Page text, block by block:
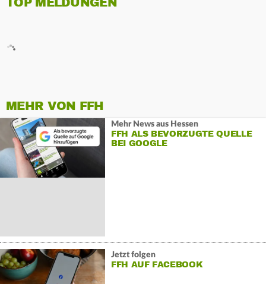
MEHR VON FFH
Mehr News aus Hessen
FFH ALS BEVORZUGTE QUELLE
BEI GOOGLE
Jetzt folgen
FFH AUF FACEBOOK